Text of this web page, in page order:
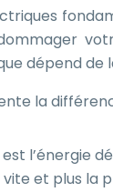
dépend de
la
l’énergie
et plus